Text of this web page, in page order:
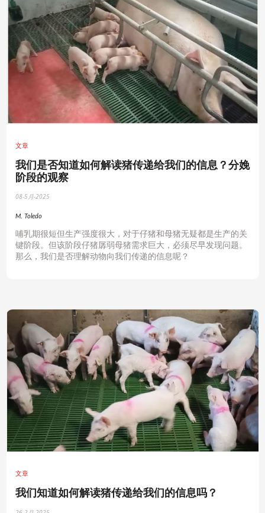
文章
我们是否知道如何解读猪传递给我们的信息？分娩
阶段的观察
08-5月-2025
M. Toledo
哺乳期很短但生产强度很大，对于仔猪和母猪无疑都是生产的关
键阶段。但该阶段仔猪孱弱母猪需求巨大，必须尽早发现问题。
那么，我们是否理解动物向我们传递的信息呢？
文章
我们知道如何解读猪传递给我们的信息吗？